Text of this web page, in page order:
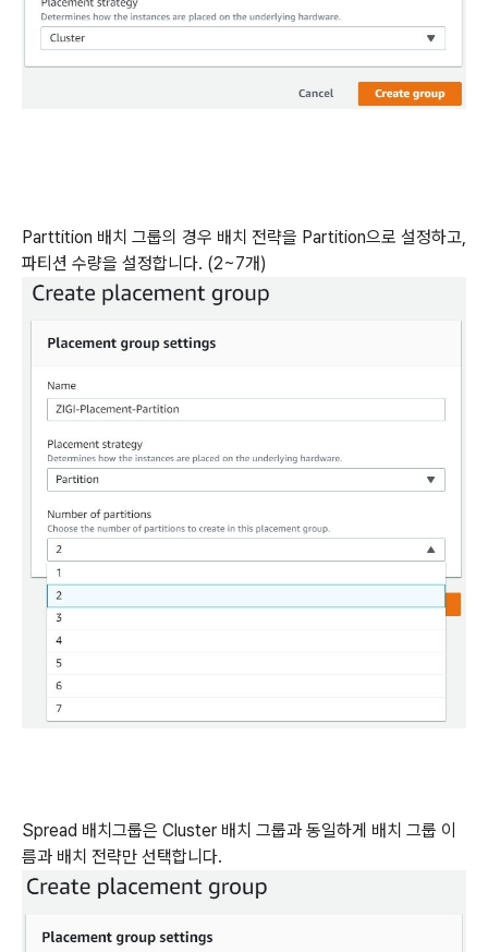
Parttition 배치 그룹의 경우 배치 전략을 Partition으로 설정하고,
파티션 수량을 설정합니다. (2~7개)
Spread 배치그룹은 Cluster 배치 그룹과 동일하게 배치 그룹 이
름과 배치 전략만 선택합니다.